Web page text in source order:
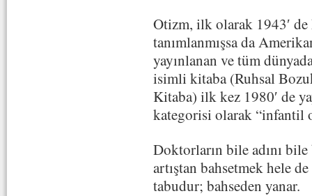
Otizm, ilk olarak 1943′
tanımlanmışsa da
yayınlanan ve tüm
isimli kitaba (Ruhsal
Kitaba) ilk kez 1980′ de
kategorisi olarak “infantil
Doktorların bile adını
artıştan bahsetmek hele
tabudur; bahseden yanar.